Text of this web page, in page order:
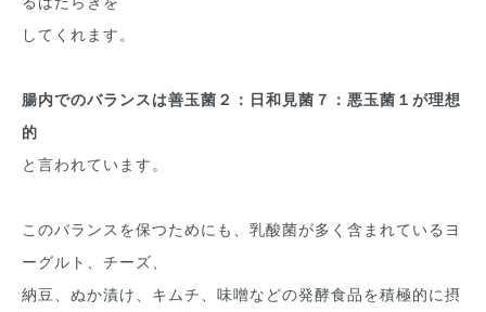
してくれます。
腸内でのバランスは善玉菌２：日和見菌７：悪玉菌１が理想
的
と言われています。
このバランスを保つためにも、乳酸菌が多く含まれているヨ
ーグルト、チーズ、
納豆、ぬか漬け、キムチ、味噌などの発酵食品を積極的に摂